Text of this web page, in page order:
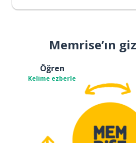
Memrise’ın
Öğren
Kelime ezberle